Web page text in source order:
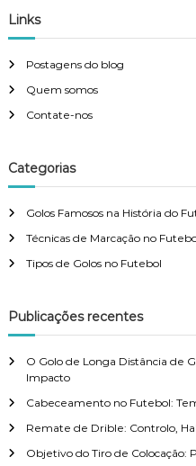
Links
Postagens do blog
Quem somos
Contate-nos
Categorias
Golos Famosos na História do
Técnicas de Marcação no
Tipos de Golos no Futebol
Publicações recentes
O Golo de Longa Distância de
Impacto
Cabeceamento no Futebol:
Remate de Drible: Controlo,
Objetivo do Tiro de Colocação: